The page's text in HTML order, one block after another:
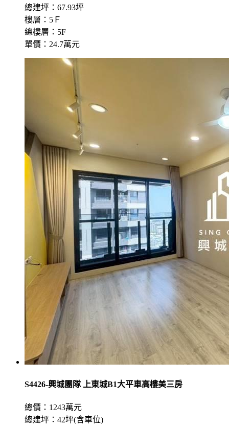
總建坪：67.93坪
樓層：5Ｆ
總樓層：5F
單價：24.7萬元
S4426-興城團隊 上東城B1大平車高樓美三房
總價：1243萬元
總建坪：42坪(含車位)